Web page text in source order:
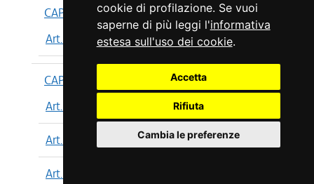
cookie di profilazione. Se vuoi
saperne di più leggi l'informativa
estesa sull'uso dei cookie.
Accetta
Rifiuta
Cambia le preferenze
CAPO I
Art. 199
CAPO II
Art. 200
Art. 201
Art. 202